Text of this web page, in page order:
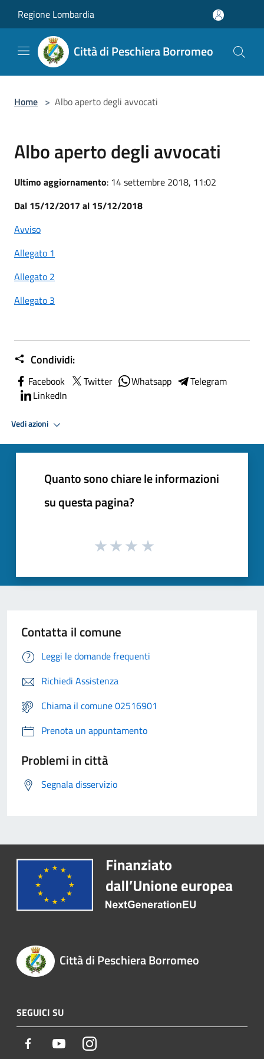
Regione Lombardia
Città di Peschiera Borromeo
Home > Albo aperto degli avvocati
Albo aperto degli avvocati
Ultimo aggiornamento: 14 settembre 2018, 11:02
Dal 15/12/2017 al 15/12/2018
Avviso
Allegato 1
Allegato 2
Allegato 3
Condividi:
Facebook Twitter Whatsapp
Telegram
LinkedIn
Vedi azioni
Quanto sono chiare le informazioni
su questa pagina?
Contatta il comune
Leggi le domande frequenti
Richiedi Assistenza
Chiama il comune 02516901
Prenota un appuntamento
Problemi in città
Segnala disservizio
Città di Peschiera Borromeo
SEGUICI SU
Facebook YoutubeInstagram